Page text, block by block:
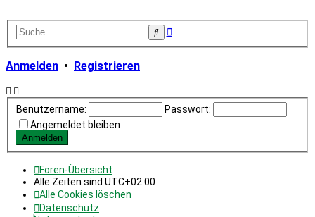
SucheErweiterte
Anmelden • Registrieren
Benutzername:
Passwort:
Angemeldet bleiben
Foren-Übersicht
Alle Zeiten sind UTC+02:00
Alle Cookies löschen
Datenschutz